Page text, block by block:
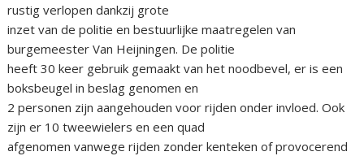
rustig verlopen dankzij grote
inzet van de politie en bestuurlijke maatregelen van
burgemeester Van Heijningen. De politie
heeft 30 keer gebruik gemaakt van het noodbevel, er is een
boksbeugel in beslag genomen en
2 personen zijn aangehouden voor rijden onder invloed. Ook
zijn er 10 tweewielers en een quad
afgenomen vanwege rijden zonder kenteken of provocerend